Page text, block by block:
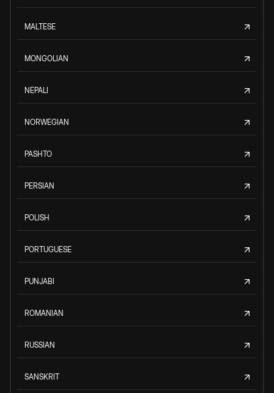
MALTESE
MONGOLIAN
NEPALI
NORWEGIAN
PASHTO
PERSIAN
POLISH
PORTUGUESE
PUNJABI
ROMANIAN
RUSSIAN
SANSKRIT